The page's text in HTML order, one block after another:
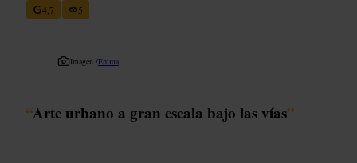
4,7
5
Imagen /Emma
“Arte urbano a gran escala bajo las vías”